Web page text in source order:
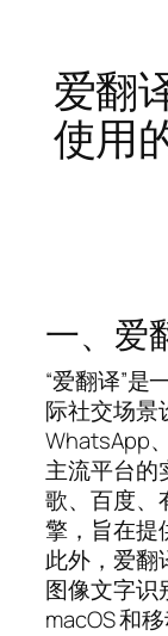
爱翻
使用
一、爱
“爱翻译”是
际社交场景
WhatsApp
主流平台的
歌、百度、
擎，旨在提
此外，爱翻
图像文字识
macOS 和移